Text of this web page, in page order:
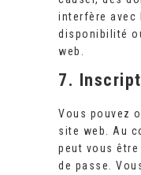
interfère avec
disponibilité
web.
7.
Vous pouvez
site web. Au
peut vous
de passe.